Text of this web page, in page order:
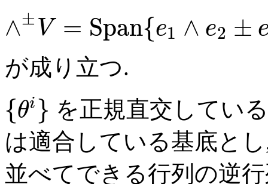
∧± V = Span{e1 ∧ e2 ±
が成り立つ.
{θi } を正規直交してい
は適合している基底と
並べてできる行列の逆